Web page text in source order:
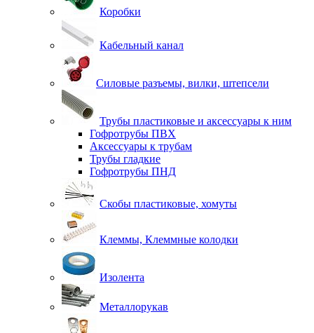
Коробки
Кабельный канал
Силовые разъемы, вилки, штепсели
Трубы пластиковые и аксессуары к ним
Гофротрубы ПВХ
Аксессуары к трубам
Трубы гладкие
Гофротрубы ПНД
Скобы пластиковые, хомуты
Клеммы, Клеммные колодки
Изолента
Металлорукав